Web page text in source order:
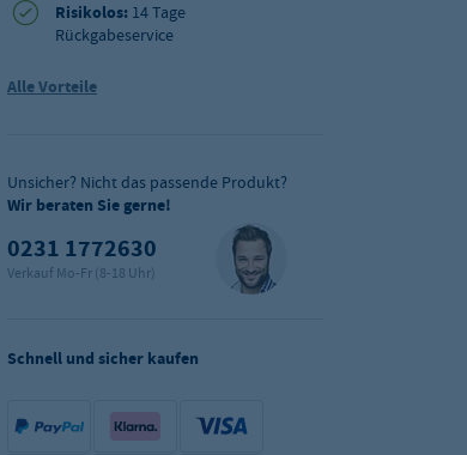
Risikolos: 14 Tage
Rückgabeservice
Alle Vorteile
Unsicher? Nicht das passende Produkt?
Wir beraten Sie gerne!
0231 1772630
Verkauf Mo-Fr (8-18 Uhr)
Schnell und sicher kaufen